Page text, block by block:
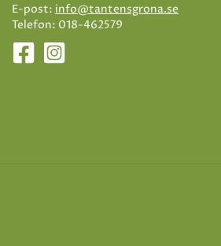
E-post: info@tantensgrona.se
Telefon: 018-462579